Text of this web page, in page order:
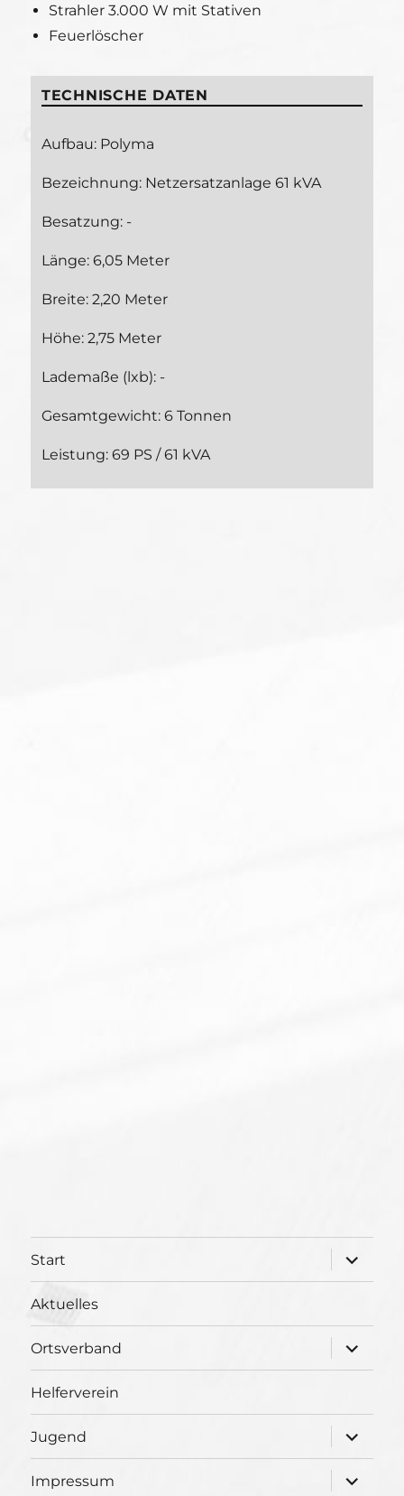
Strahler 3.000 W mit Stativen
Feuerlöscher
TECHNISCHE DATEN
Aufbau: Polyma
Bezeichnung: Netzersatzanlage 61 kVA
Besatzung: -
Länge: 6,05 Meter
Breite: 2,20 Meter
Höhe: 2,75 Meter
Lademaße (lxb): -
Gesamtgewicht: 6 Tonnen
Leistung: 69 PS / 61 kVA
Start
öffnen
Aktuelles
Ortsverband
öffnen
Helferverein
Jugend
öffnen
Impressum
öffnen